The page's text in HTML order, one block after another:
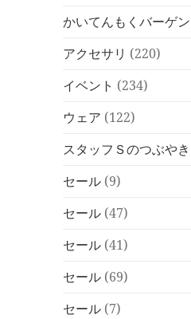
かいてんもくバーゲン
アクセサリ (220)
イベント (234)
ウェア (122)
スタッフＳのつぶやき
セール (9)
セール (47)
セール (41)
セール (69)
セール (7)